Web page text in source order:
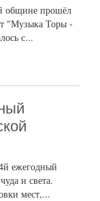
общине прошёл
"Музыка Торы -
с...
ежегодный
и света.
мест,...